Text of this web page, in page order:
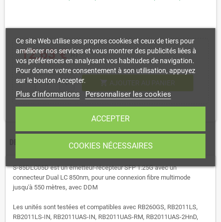
12,63 €HT
remove add shopping_cart AJOUTER AU PANIER
S-85DLC05D est un émetteur-récepteur SFP 1.25G avec un
connecteur Dual LC 850nm, pour une connexion fibre multimode
jusqu'à 550 mètres, avec DDM
Les unités sont testées et compatibles avec RB260GS, RB2011LS,
RB2011LS-IN, RB2011UAS-IN, RB2011UAS-RM, RB2011UAS-2HnD,
Ce site Web utilise ses propres cookies et ceux de tiers pour
améliorer nos services et vous montrer des publicités liées à
vos préférences en analysant vos habitudes de navigation.
Pour donner votre consentement à son utilisation, appuyez
sur le bouton Accepter.
Plus d'informations Personnaliser les cookies
COOKIES NÉCESSAIRES
ACCEPTER